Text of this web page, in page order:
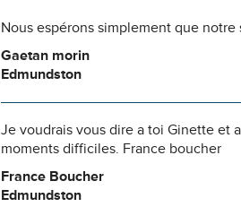
Nous espérons simplement que
Gaetan morin
Edmundston
Je voudrais vous dire a toi Ginette et
moments difficiles. France boucher
France Boucher
Edmundston